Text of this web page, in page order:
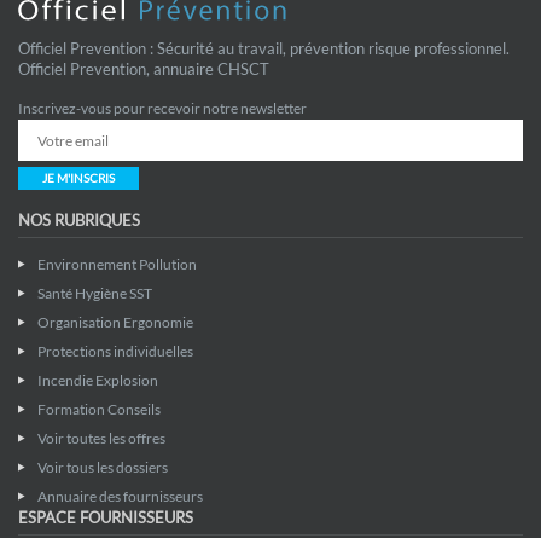
Officiel Prevention : Sécurité au travail, prévention risque professionnel.
Officiel Prevention, annuaire CHSCT
Inscrivez-vous pour recevoir notre newsletter
JE M'INSCRIS
NOS RUBRIQUES
Environnement Pollution
Santé Hygiène SST
Organisation Ergonomie
Protections individuelles
Incendie Explosion
Formation Conseils
Voir toutes les offres
Voir tous les dossiers
Annuaire des fournisseurs
ESPACE FOURNISSEURS